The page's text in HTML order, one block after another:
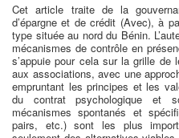
Cet article traite de la
d’épargne et de crédit (Avec), à
type située au nord du Bénin.
mécanismes de contrôle en
s’appuie pour cela sur la grille de
aux associations, avec une
empruntant les principes et les
du contrat psychologique et
mécanismes spontanés et
pairs, etc.) sont les plus